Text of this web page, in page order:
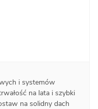
i systemów
na lata i szybki
na solidny dach